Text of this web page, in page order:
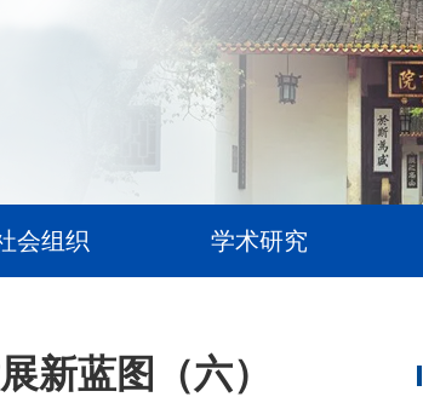
会组织 学术研究
新蓝图（六）